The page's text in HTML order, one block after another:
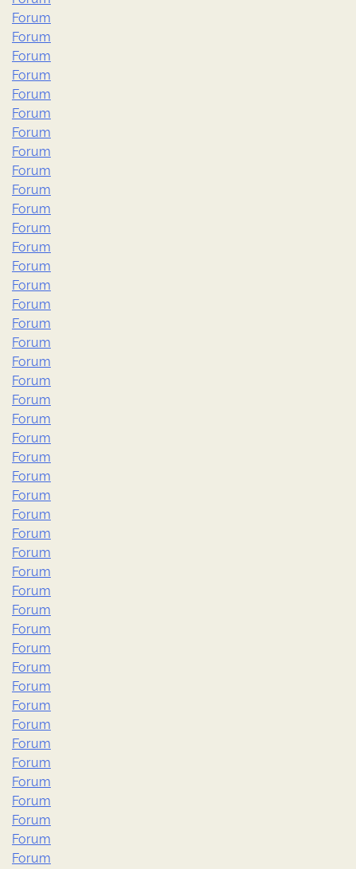
Forum
Forum
Forum
Forum
Forum
Forum
Forum
Forum
Forum
Forum
Forum
Forum
Forum
Forum
Forum
Forum
Forum
Forum
Forum
Forum
Forum
Forum
Forum
Forum
Forum
Forum
Forum
Forum
Forum
Forum
Forum
Forum
Forum
Forum
Forum
Forum
Forum
Forum
Forum
Forum
Forum
Forum
Forum
Forum
Forum